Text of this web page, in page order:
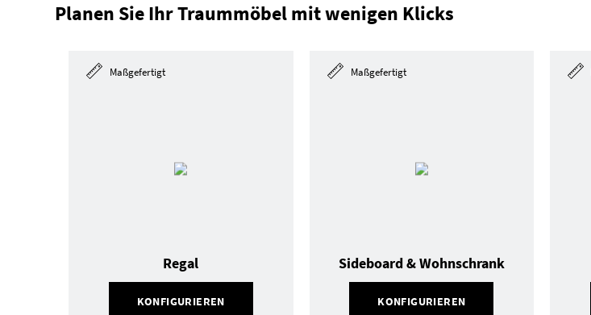
Planen Sie Ihr Traummöbel mit wenigen Klicks
Maßgefertigt
KONFIGURIEREN
Regal
Maßgefertigt
KONFIGURIEREN
Sideboard & Wohnschrank